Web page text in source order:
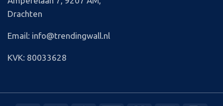
Drachten
Email: info@trendingwall.nl
KVK: 80033628